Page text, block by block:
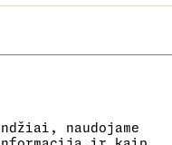
naudojame
teismo komerciniame
numerį 0636.